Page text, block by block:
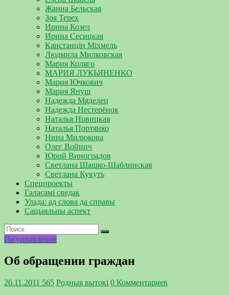
Жанна Бельская
Зоя Терех
Ирина Козел
Ирина Сесицкая
Канстанцін Міхмель
Людмила Милковская
Мария Коляго
МАРИЯ ЛУКЬЯНЕНКО
Мария Ючкович
Мария Януш
Надежда Мяделец
Надежда Нестерёнок
Наталья Новицкая
Наталья Портянко
Нина Милюкова
Олег Войнич
Юрий Виноградов
Светлана Шашко-Шаблинская
Светлана Кукуть
Спецпроекты
Галасамі сведак
Улада: ад слова да справы
Сацыяльны аспект
Госуправление
Об обращении граждан
26.11.2011 565 Родныя вытокi 0 Комментариев